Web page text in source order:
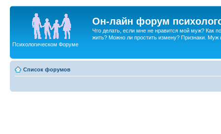
Он-лайн форум
Что делать, если мне не нравится мой муж? Как
жить? Можно ли простить измену? Признаки. Муж
Психологическом Форуме
Список форумов